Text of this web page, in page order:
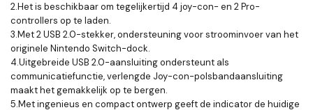
2.Het is beschikbaar om tegelijkertijd 4 joy-con- en 2 Pro-
controllers op te laden.
3.Met 2 USB 2.0-stekker, ondersteuning voor stroominvoer van het
originele Nintendo Switch-dock.
4.Uitgebreide USB 2.0-aansluiting ondersteunt als
communicatiefunctie, verlengde Joy-con-polsbandaansluiting
maakt het gemakkelijk op te bergen.
5.Met ingenieus en compact ontwerp geeft de indicator de huidige